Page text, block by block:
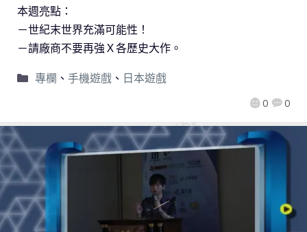
0 0
本週亮點：
－世紀末世界充滿可能性！
－請廠商不要再強Ｘ各歷史大作。
專欄 、 手機遊戲、 日本遊戲